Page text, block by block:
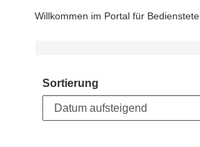
Willkommen im Portal für Bedienstete.
Sortierung